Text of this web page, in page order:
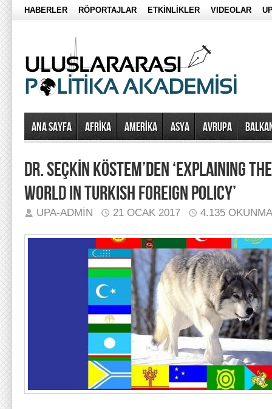
HABERLER RÖPORTAJLAR ETKİNLİKLER VIDEOLAR
Ana Sayfa AFRİKA AMERİKA ASYA AVRUPA
DR. SEÇKİN KÖSTEM’DEN ‘EXPLAINING
WORLD IN TURKISH FOREIGN POLICY’
UPA-ADMIN 21 OCAK 2017 4.135 OKUNMA